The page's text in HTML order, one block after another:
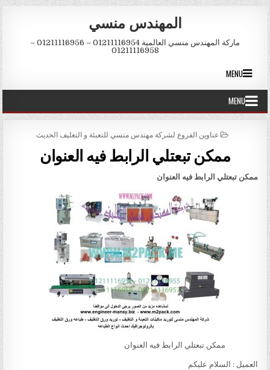
Skip to content
المهندس منسي
ماركة المهندس منسي العالمية 01211116954 – 01211116956 –
01211116958
MENU
MENU
POSTED IN
عناوين الفروع لشركة مهندس منسي للتعبئة و التغليف الحديث
ممكن تبعتلي الرابط فيه العنوان
ممكن تبعتلي الرابط فيه العنوان
ممكن تبعتلي الرابط فيه العنوان
العميل : السلام عليكم